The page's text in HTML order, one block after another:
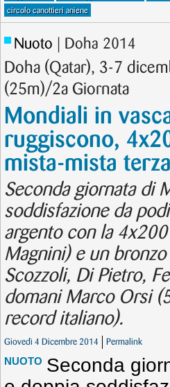
circolo canottieri aniene
Nuoto | Doha 2014
Doha (Qatar), 3-7
(25m)/2a Giornata
Mondiali in
ruggiscono,
mista-mista terza
Seconda giornata di
soddisfazione da
argento con la
Magnini) e un
Scozzoli, Di Pietro,
domani Marco Orsi
record italiano).
Giovedì 4 Dicembre 2014 Permalink
NUOTO Seconda